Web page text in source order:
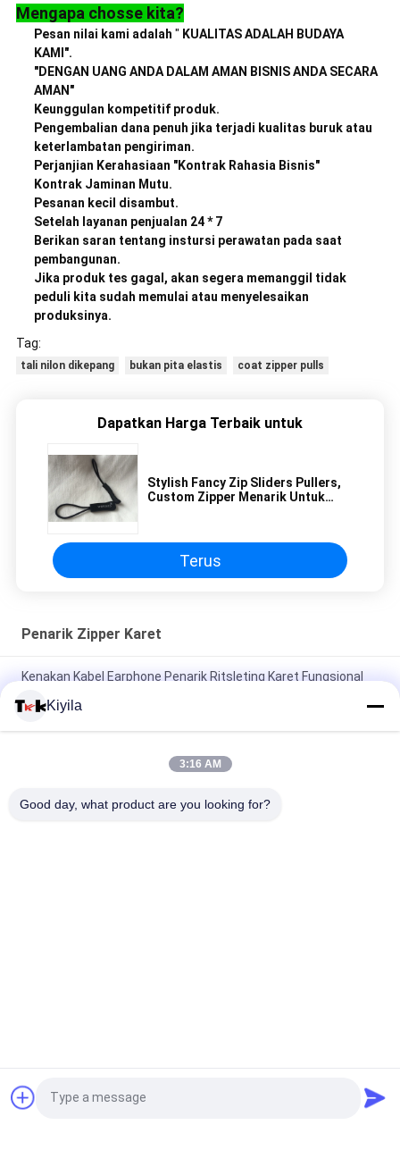
Mengapa chosse kita?
Pesan nilai kami adalah " KUALITAS ADALAH BUDAYA
KAMI".
"DENGAN UANG ANDA DALAM AMAN BISNIS ANDA SECARA
AMAN"
Keunggulan kompetitif produk.
Pengembalian dana penuh jika terjadi kualitas buruk atau
keterlambatan pengiriman.
Perjanjian Kerahasiaan "Kontrak Rahasia Bisnis"
Kontrak Jaminan Mutu.
Pesanan kecil disambut.
Setelah layanan penjualan 24 * 7
Berikan saran tentang instursi perawatan pada saat
pembangunan.
Jika produk tes gagal, akan segera memanggil tidak
peduli kita sudah memulai atau menyelesaikan
produksinya.
Tag:
tali nilon dikepang bukan pita elastis coat zipper pulls
Dapatkan Harga Terbaik untuk
Stylish Fancy Zip Sliders Pullers,
Custom Zipper Menarik Untuk
Terus
Penarik Zipper Karet
Kenakan Kabel Earphone Penarik Ritsleting Karet Fungsional
Fluorescent Green Rope Eye Catching Zipper Penarik Karet
Tipis Menengah Tipis Timbul
Label Woven PakaianQuote request suatu
Kiyila
3:16 AM
Good day, what product are you looking for?